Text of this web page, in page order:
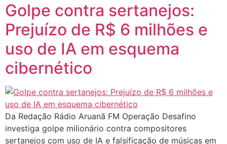
Golpe contra sertanejos:
Prejuízo de R$ 6 milhões e
uso de IA em esquema
cibernético
Da Redação Rádio Aruanã FM Operação Desafino
investiga golpe milionário contra compositores
sertanejos com uso de IA e falsificação de músicas em